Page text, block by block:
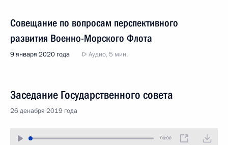
Совещание по вопросам перспективного
развития Военно-Морского Флота
9 января 2020 года Аудио, 5 мин.
Заседание Государственного совета
26 декабря 2019 года
00:00